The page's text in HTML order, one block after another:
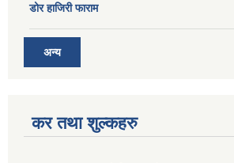
डोर हाजिरी फाराम
अन्य
कर तथा शुल्कहरु